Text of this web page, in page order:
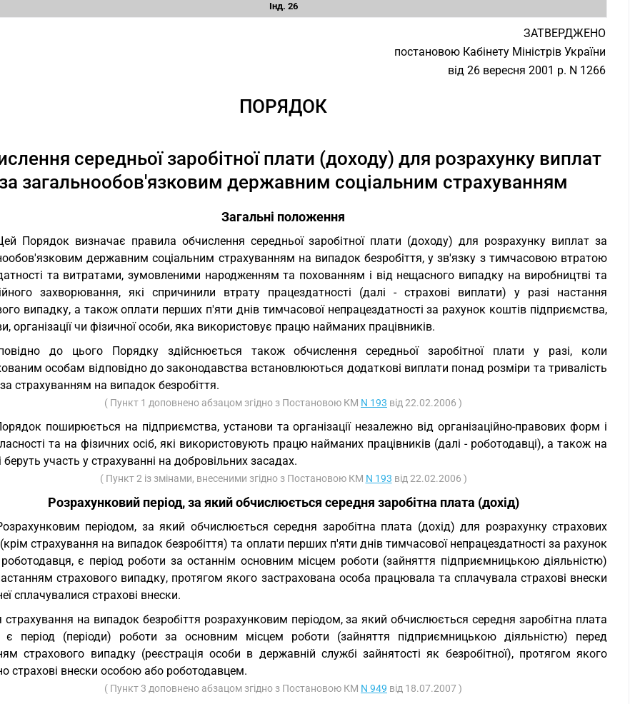
Інд. 26
ЗАТВЕРДЖЕНО
постановою Кабінету Міністрів України
від 26 вересня 2001 р. N 1266
ПОРЯДОК
середньої заробітної плати (доходу) для розрахунку виплат
за загальнообов'язковим державним соціальним страхуванням
Загальні положення
Порядок визначає правила обчислення середньої заробітної плати (доходу) для розрахунку виплат за
державним соціальним страхуванням на випадок безробіття, у зв'язку з тимчасовою втратою
та витратами, зумовленими народженням та похованням і від нещасного випадку на виробництві та
захворювання, які спричинили втрату працездатності (далі - страхові виплати) у разі настання
випадку, а також оплати перших п'яти днів тимчасової непрацездатності за рахунок коштів підприємства,
організації чи фізичної особи, яка використовує працю найманих працівників.
до цього Порядку здійснюється також обчислення середньої заробітної плати у разі, коли
особам відповідно до законодавства встановлюються додаткові виплати понад розміри та тривалість
страхуванням на випадок безробіття.
( Пункт 1 доповнено абзацом згідно з Постановою КМ N 193 від 22.02.2006 )
поширюється на підприємства, установи та організації незалежно від організаційно-правових форм і
та на фізичних осіб, які використовують працю найманих працівників (далі - роботодавці), а також на
беруть участь у страхуванні на добровільних засадах.
( Пункт 2 із змінами, внесеними згідно з Постановою КМ N 193 від 22.02.2006 )
Розрахунковий період, за який обчислюється середня заробітна плата (дохід)
періодом, за який обчислюється середня заробітна плата (дохід) для розрахунку страхових
страхування на випадок безробіття) та оплати перших п'яти днів тимчасової непрацездатності за рахунок
є період роботи за останнім основним місцем роботи (зайняття підприємницькою діяльністю)
страхового випадку, протягом якого застрахована особа працювала та сплачувала страхові внески
сплачувалися страхові внески.
страхування на випадок безробіття розрахунковим періодом, за який обчислюється середня заробітна плата
є період (періоди) роботи за основним місцем роботи (зайняття підприємницькою діяльністю) перед
страхового випадку (реєстрація особи в державній службі зайнятості як безробітної), протягом якого
страхові внески особою або роботодавцем.
( Пункт 3 доповнено абзацом згідно з Постановою КМ N 949 від 18.07.2007 )